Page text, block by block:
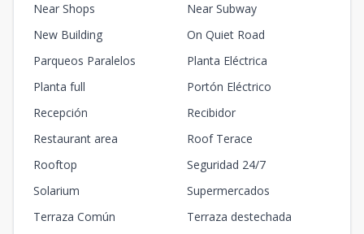
Near Shops
Near Subway
New Building
On Quiet Road
Parqueos Paralelos
Planta Eléctrica
Planta full
Portón Eléctrico
Recepción
Recibidor
Restaurant area
Roof Terace
Rooftop
Seguridad 24/7
Solarium
Supermercados
Terraza Común
Terraza destechada